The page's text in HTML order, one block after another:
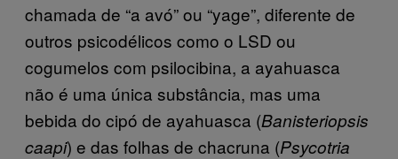
chamada de “a avó” ou “yage”, diferente de
outros psicodélicos como o LSD ou
cogumelos com psilocibina, a ayahuasca
não é uma única substância, mas uma
bebida do cipó de ayahuasca (Banisteriopsis
caapi) e das folhas de chacruna (Psycotria